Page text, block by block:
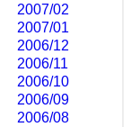
2007/02
2007/01
2006/12
2006/11
2006/10
2006/09
2006/08